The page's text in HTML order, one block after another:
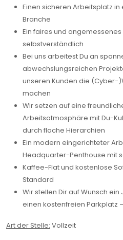
Einen sicheren Arbeitsplatz
Branche
Ein faires und angemessenes
selbstverständlich
Bei uns arbeitest Du an
abwechslungsreichen
unseren Kunden die (Cyber-
machen
Wir setzen auf eine
Arbeitsatmosphäre mit Du-
durch flache Hierarchien
Ein modern eingerichteter
Headquarter-Penthouse mit
Kaffee-Flat und kostenlose
Standard
Wir stellen Dir auf Wunsch
einen kostenfreien Parkplatz
Art der Stelle: Vollzeit